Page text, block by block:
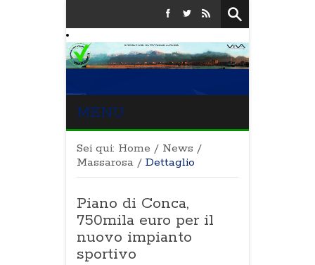
MENU
Sei qui: Home / News /
Massarosa / Dettaglio
Piano di Conca,
750mila euro per il
nuovo impianto
sportivo